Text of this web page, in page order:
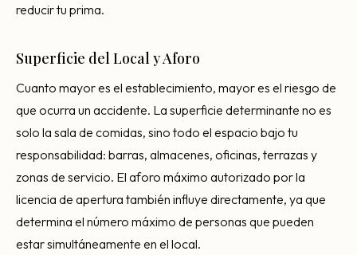
reducir tu prima.
Superficie del Local y Aforo
Cuanto mayor es el establecimiento, mayor es el riesgo de
que ocurra un accidente. La superficie determinante no es
solo la sala de comidas, sino todo el espacio bajo tu
responsabilidad: barras, almacenes, oficinas, terrazas y
zonas de servicio. El aforo máximo autorizado por la
licencia de apertura también influye directamente, ya que
determina el número máximo de personas que pueden
estar simultáneamente en el local.